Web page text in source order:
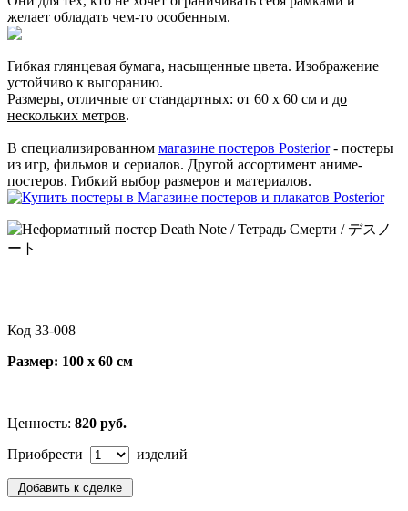
желает обладать чем-то особенным.
Гибкая глянцевая бумага, насыщенные цвета. Изображение
устойчиво к выгоранию.
Размеры, отличные от стандартных: от 60 х 60 см и до
нескольких метров.
В специализированном магазине постеров Posterior- постеры
из игр, фильмов и сериалов. Другой ассортимент аниме-
постеров. Гибкий выбор размеров и материалов.
Код 33-008
Размер: 100 х 60 см
Ценность: 820 руб.
Приобрести
изделий